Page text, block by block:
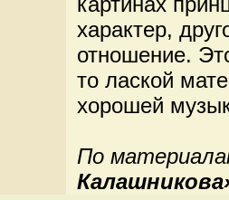
характер,
отношение.
то лаской
хорошей
По